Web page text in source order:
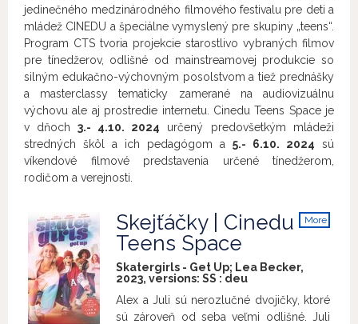
jedinečného medzinárodného filmového festivalu pre deti a
mládež CINEDU a špeciálne vymyslený pre skupiny „teens“.
Program CTS tvoria projekcie starostlivo vybraných filmov
pre tínedžerov, odlišné od mainstreamovej produkcie so
silným edukačno-výchovným posolstvom a tiež prednášky
a masterclassy tematicky zamerané na audiovizuálnu
výchovu ale aj prostredie internetu. Cinedu Teens Space je
v dňoch 3.- 4.10. 2024 určený predovšetkým mládeži
stredných škôl a ich pedagógom a 5.- 6.10. 2024 sú
víkendové filmové predstavenia určené tínedžerom,
rodičom a verejnosti.
More
Skejťáčky | Cinedu
Teens Space
Skatergirls - Get Up; Lea Becker,
2023, versions: SS : deu
Alex a Juli sú nerozlučné dvojičky, ktoré
sú zároveň od seba veľmi odlišné. Juli